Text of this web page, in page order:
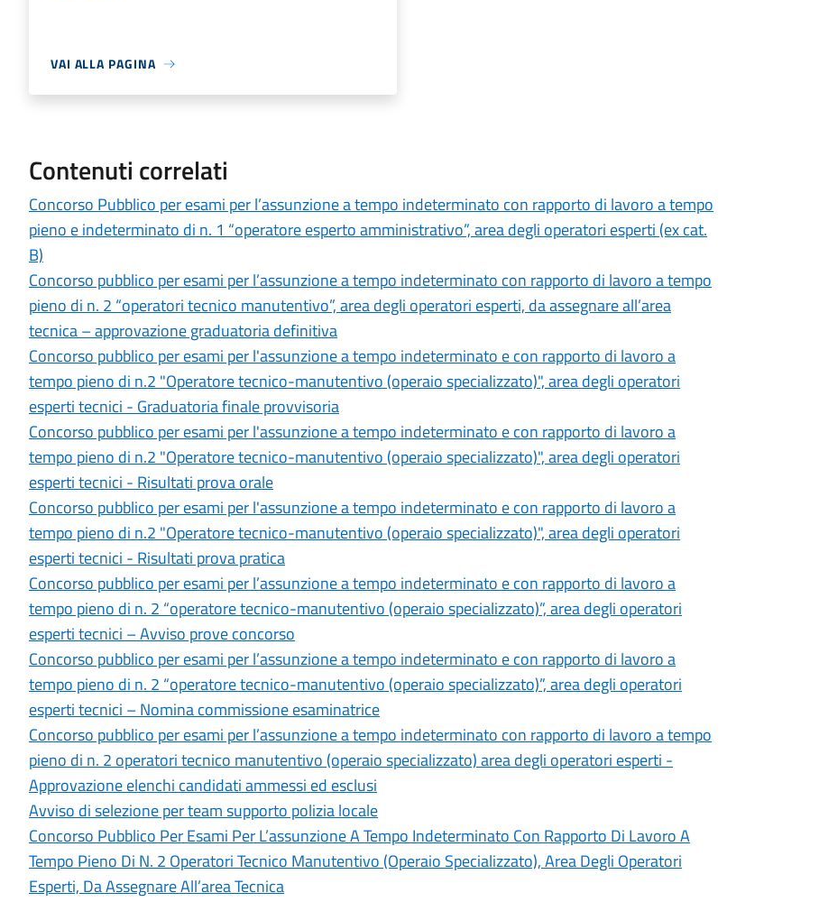
VAI ALLA PAGINA
Contenuti correlati
Concorso Pubblico per esami per l’assunzione a tempo indeterminato con rapporto di lavoro a tempo
pieno e indeterminato di n. 1 “operatore esperto amministrativo”, area degli operatori esperti (ex cat.
B)
Concorso pubblico per esami per l’assunzione a tempo indeterminato con rapporto di lavoro a tempo
pieno di n. 2 “operatori tecnico manutentivo”, area degli operatori esperti, da assegnare all’area
tecnica – approvazione graduatoria definitiva
Concorso pubblico per esami per l'assunzione a tempo indeterminato e con rapporto di lavoro a
tempo pieno di n.2 "Operatore tecnico-manutentivo (operaio specializzato)", area degli operatori
esperti tecnici - Graduatoria finale provvisoria
Concorso pubblico per esami per l'assunzione a tempo indeterminato e con rapporto di lavoro a
tempo pieno di n.2 "Operatore tecnico-manutentivo (operaio specializzato)", area degli operatori
esperti tecnici - Risultati prova orale
Concorso pubblico per esami per l'assunzione a tempo indeterminato e con rapporto di lavoro a
tempo pieno di n.2 "Operatore tecnico-manutentivo (operaio specializzato)", area degli operatori
esperti tecnici - Risultati prova pratica
Concorso pubblico per esami per l’assunzione a tempo indeterminato e con rapporto di lavoro a
tempo pieno di n. 2 “operatore tecnico-manutentivo (operaio specializzato)”, area degli operatori
esperti tecnici – Avviso prove concorso
Concorso pubblico per esami per l’assunzione a tempo indeterminato e con rapporto di lavoro a
tempo pieno di n. 2 “operatore tecnico-manutentivo (operaio specializzato)”, area degli operatori
esperti tecnici – Nomina commissione esaminatrice
Concorso pubblico per esami per l’assunzione a tempo indeterminato con rapporto di lavoro a tempo
pieno di n. 2 operatori tecnico manutentivo (operaio specializzato) area degli operatori esperti -
Approvazione elenchi candidati ammessi ed esclusi
Avviso di selezione per team supporto polizia locale
Concorso Pubblico Per Esami Per L’assunzione A Tempo Indeterminato Con Rapporto Di Lavoro A
Tempo Pieno Di N. 2 Operatori Tecnico Manutentivo (Operaio Specializzato), Area Degli Operatori
Esperti, Da Assegnare All’area Tecnica